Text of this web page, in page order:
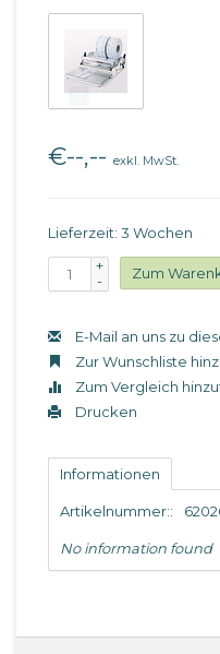
€--,-- exkl. MwSt.
Lieferzeit: 3 Wochen
+
-
Zum
E-Mail an uns zu
Zur Wunschliste
Zum Vergleich
Drucken
Informationen
Artikelnummer::
No information found